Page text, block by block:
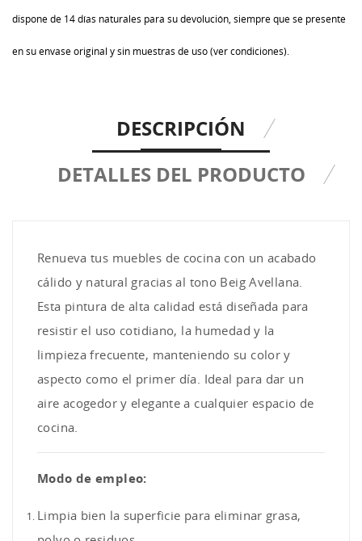
dispone de 14 días naturales para su devolución, siempre que se presente
en su envase original y sin muestras de uso (ver condiciones).
DESCRIPCIÓN
DETALLES DEL PRODUCTO
Renueva tus muebles de cocina con un acabado
cálido y natural gracias al tono Beig Avellana.
Esta pintura de alta calidad está diseñada para
resistir el uso cotidiano, la humedad y la
limpieza frecuente, manteniendo su color y
aspecto como el primer día. Ideal para dar un
aire acogedor y elegante a cualquier espacio de
cocina.
Modo de empleo:
Limpia bien la superficie para eliminar grasa,